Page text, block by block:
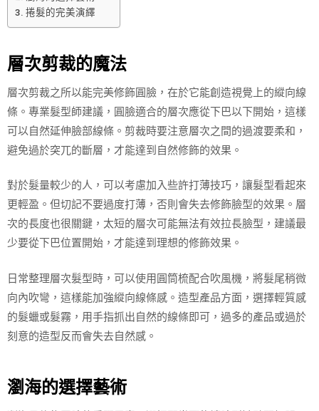
捲髮的完美演繹
層次剪裁的魔法
層次剪裁之所以能完美修飾圓臉，在於它能創造視覺上的縱向線
條。專業髮型師建議，圓臉適合的層次應從下巴以下開始，這樣
可以自然延伸臉部線條。剪裁時要注意層次之間的過渡要柔和，
避免過於突兀的斷層，才能達到自然修飾的效果。
對於髮量較少的人，可以考慮加入些許打薄技巧，讓髮型看起來
更輕盈。但切記不要過度打薄，否則會失去修飾臉型的效果。層
次的長度也很關鍵，太短的層次可能無法有效拉長臉型，建議最
少要從下巴位置開始，才能達到理想的修飾效果。
日常整理層次髮型時，可以使用圓筒梳配合吹風機，將髮尾稍微
向內吹彎，這樣能加強縱向線條感。造型產品方面，選擇輕質感
的髮蠟或髮霧，用手指抓出自然的線條即可，過多的產品或過於
刻意的造型反而會失去自然感。
瀏海的選擇藝術